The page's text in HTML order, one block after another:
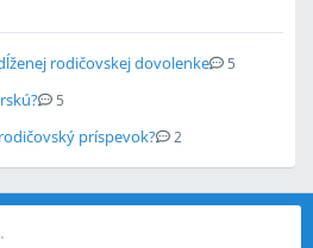
rodičovskej dovolenke 5
5
príspevok? 2